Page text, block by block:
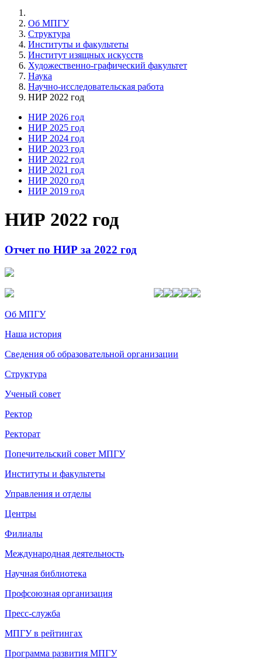
Об МПГУ
Структура
Институты и факультеты
Институт изящных искусств
Художественно-графический факультет
Наука
Научно-исследовательская работа
НИР 2022 год
НИР 2026 год
НИР 2025 год
НИР 2024 год
НИР 2023 год
НИР 2022 год
НИР 2021 год
НИР 2020 год
НИР 2019 год
НИР 2022 год
Отчет по НИР за 2022 год
Об МПГУ
Наша история
Сведения об образовательной организации
Структура
Ученый совет
Ректор
Ректорат
Попечительский совет МПГУ
Институты и факультеты
Управления и отделы
Центры
Филиалы
Международная деятельность
Научная библиотека
Профсоюзная организация
Пресс-служба
МПГУ в рейтингах
Программа развития МПГУ